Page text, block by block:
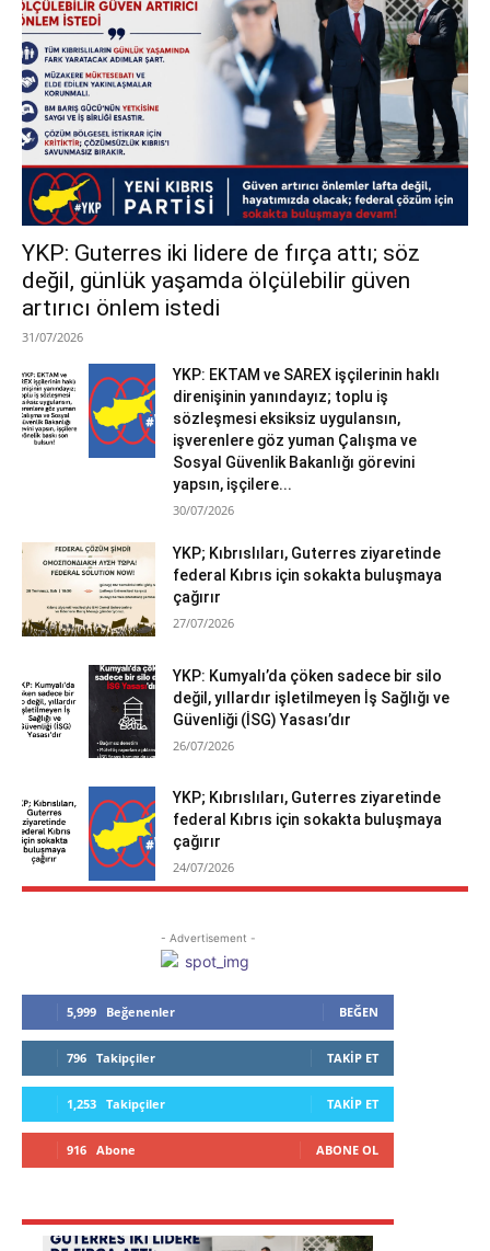
YKP: Guterres iki lidere de fırça attı; söz
değil, günlük yaşamda ölçülebilir güven
artırıcı önlem istedi
31/07/2026
YKP: EKTAM ve SAREX işçilerinin haklı
direnişinin yanındayız; toplu iş
sözleşmesi eksiksiz uygulansın,
işverenlere göz yuman Çalışma ve
Sosyal Güvenlik Bakanlığı görevini
yapsın, işçilere...
30/07/2026
YKP; Kıbrıslıları, Guterres ziyaretinde
federal Kıbrıs için sokakta buluşmaya
çağırır
27/07/2026
YKP: Kumyalı’da çöken sadece bir silo
değil, yıllardır işletilmeyen İş Sağlığı ve
Güvenliği (İSG) Yasası’dır
26/07/2026
YKP; Kıbrıslıları, Guterres ziyaretinde
federal Kıbrıs için sokakta buluşmaya
çağırır
24/07/2026
- Advertisement -
5,999 Beğenenler BEĞEN
796 Takipçiler TAKIP ET
1,253 Takipçiler TAKIP ET
916 Abone ABONE OL